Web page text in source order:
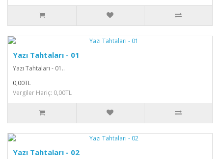
Yazı Tahtaları - 01
Yazı Tahtaları - 01..
0,00TL
Vergiler Hariç: 0,00TL
Yazı Tahtaları - 02